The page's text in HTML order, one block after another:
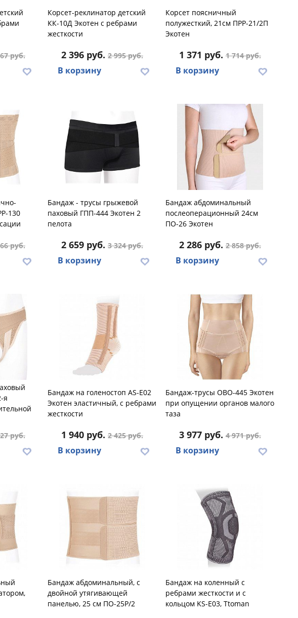
руб.
Корсет-реклинатор детский
КК-10Д Экотен с ребрами
жесткости
2 396 руб. 2 995 руб.
В корзину
Корсет поясничный
полужесткий, 21см ПРР-21/2П
Экотен
1 371 руб. 1 714 руб.
В корзину
130
руб.
Бандаж - трусы грыжевой
паховый ГПП-444 Экотен 2
пелота
2 659 руб. 3 324 руб.
В корзину
Бандаж абдоминальный
послеоперационный 24см
ПО-26 Экотен
2 286 руб. 2 858 руб.
В корзину
я
руб.
Бандаж на голеностоп AS-E02
Экотен эластичный, с ребрами
жесткости
1 940 руб. 2 425 руб.
В корзину
Бандаж-трусы ОВО-445 Экотен
при опущении органов малого
таза
3 977 руб. 4 971 руб.
В корзину
Бандаж абдоминальный, с
двойной утягивающей
панелью, 25 см ПО-25Р/2
Бандаж на коленный с
ребрами жесткости и с
кольцом KS-E03, Ttoman